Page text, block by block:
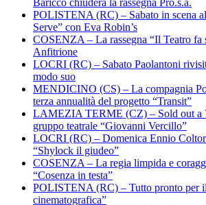
Baricco chiuderà la rassegna Pro.s.a.
POLISTENA (RC) – Sabato in scena
Serve” con Eva Robin’s
COSENZA – La rassegna “Il Teatro fa
Anfitrione
LOCRI (RC) – Sabato Paolantoni
modo suo
MENDICINO (CS) – La compagnia
terza annualità del progetto “Transit”
LAMEZIA TERME (CZ) – Sold out a
gruppo teatrale “Giovanni Vercillo”
LOCRI (RC) – Domenica Ennio
“Shylock il giudeo”
COSENZA – La regia limpida e
“Cosenza in testa”
POLISTENA (RC) – Tutto pronto per
cinematografica”